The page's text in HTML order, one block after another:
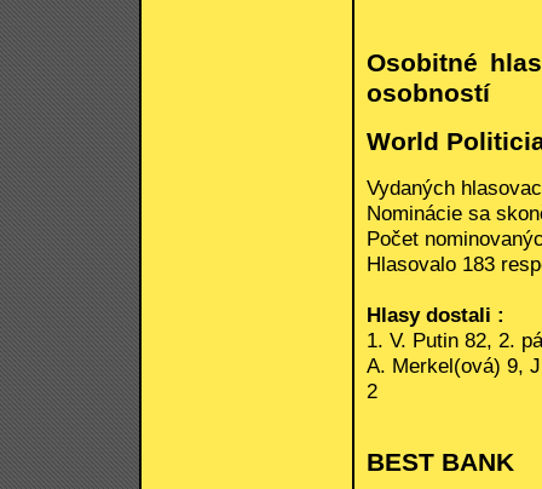
Osobitné
osobností
World
Vydaných
Nominácie sa
Počet
Hlasovalo 183
Hlasy dostali :
1. V. Putin 82, 2.
A. Merkel(ová) 9,
2
BEST BANK